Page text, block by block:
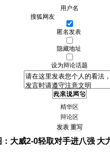
用户名
匿名发表
隐藏地址
设为辩论话题
精华区
辩论区
：大威2-0轻取对手进八强 大